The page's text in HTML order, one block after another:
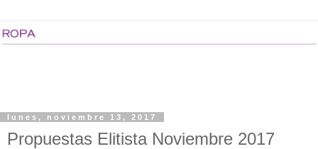
lunes, noviembre 13, 2017
Propuestas Elitista Noviembre 2017